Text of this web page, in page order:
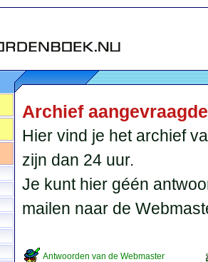
Archief
Hier vind je het archief
zijn dan 24 uur.
Je kunt hier géén
mailen naar de
Antwoorden van de Webmaster